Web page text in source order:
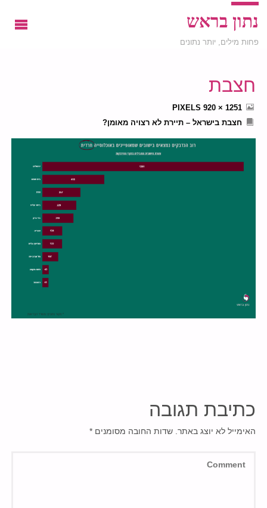
נתון בראש
פחות מילים, יותר נתונים
חצבת
FULL
SIZE
1251 × 920
PIXELS
חצבת בישראל – תיירת לא רצויה מאומן?
כתיבת תגובה
האימייל לא יוצג באתר. שדות החובה מסומנים *